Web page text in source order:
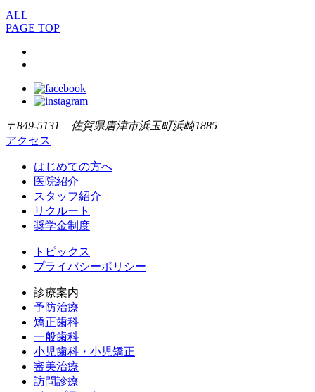
ALL
PAGE TOP
〒849-5131 佐賀県唐津市浜玉町浜崎1885
アクセス
はじめての方へ
医院紹介
スタッフ紹介
リクルート
奨学金制度
トピックス
プライバシーポリシー
診療案内
予防治療
矯正歯科
一般歯科
小児歯科・小児矯正
審美治療
訪問診療